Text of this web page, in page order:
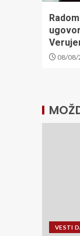
08/08/
VESTI